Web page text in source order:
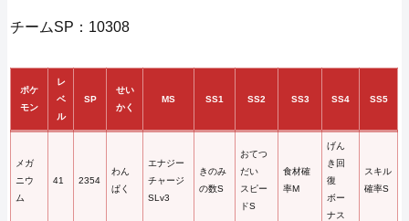
チームSP：10308
ポケ
モン
レ
ベ
ル
SP
せい
かく
MS SS1 SS2 SS3 SS4 SS5
メガ
ニウ
ム
41 2354
わん
ぱく
エナジー
チャージ
SLv3
きのみ
の数S
おてつ
だい
スピー
ドS
食材確
率M
げん
き回
復
ボー
ナス
スキル
確率S